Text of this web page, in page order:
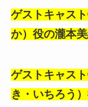
ゲストキャス
か）役の瀧本
ゲストキャス
き・いちろう